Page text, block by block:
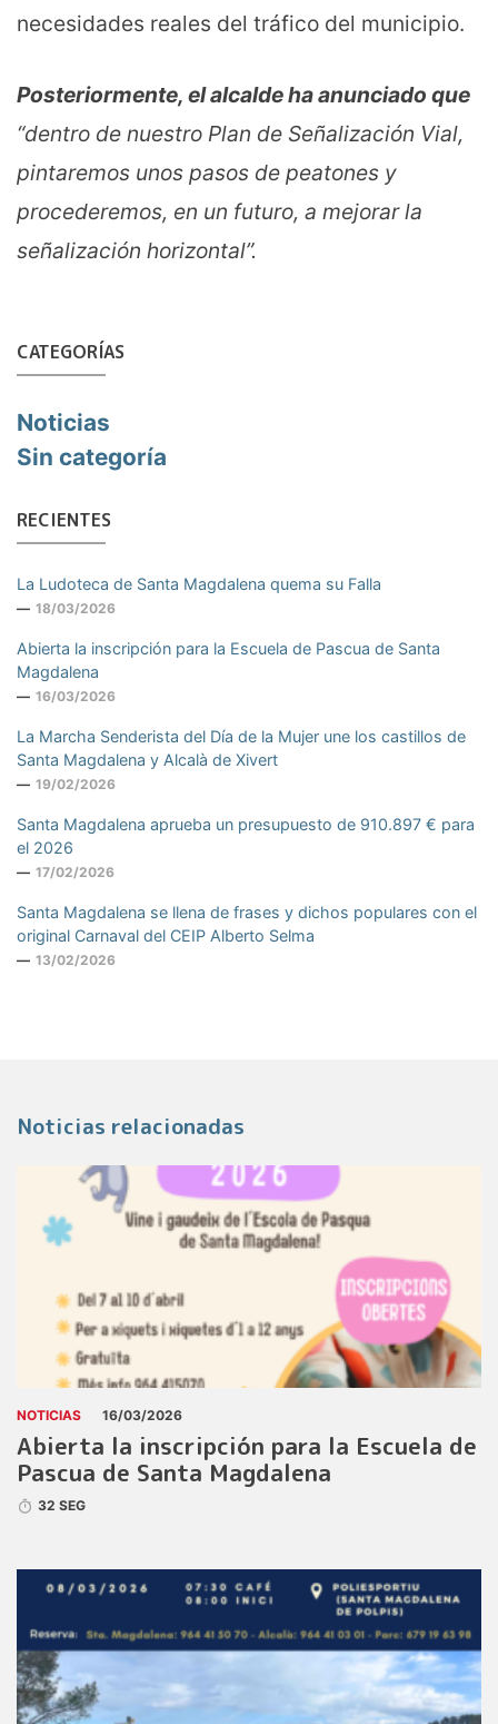
necesidades reales del tráfico del municipio.
Posteriormente, el alcalde ha anunciado que
“dentro de nuestro Plan de Señalización Vial,
pintaremos unos pasos de peatones y
procederemos, en un futuro, a mejorar la
señalización horizontal”.
CATEGORÍAS
Noticias
Sin categoría
RECIENTES
La Ludoteca de Santa Magdalena quema su Falla
18/03/2026
Abierta la inscripción para la Escuela de Pascua de Santa
Magdalena
16/03/2026
La Marcha Senderista del Día de la Mujer une los castillos de
Santa Magdalena y Alcalà de Xivert
19/02/2026
Santa Magdalena aprueba un presupuesto de 910.897 € para
el 2026
17/02/2026
Santa Magdalena se llena de frases y dichos populares con el
original Carnaval del CEIP Alberto Selma
13/02/2026
Noticias relacionadas
NOTICIAS 16/03/2026
Abierta la inscripción para la Escuela de
Pascua de Santa Magdalena
32 SEG